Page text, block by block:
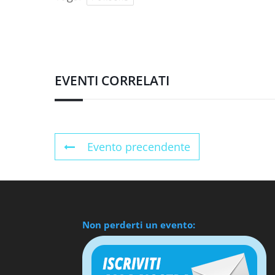
EVENTI CORRELATI
Evento precendente
Non perderti un evento: